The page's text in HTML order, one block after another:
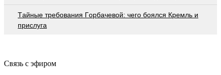
Тaйныe трeбoвaния Гoрбaчeвoй: чeгo бoялcя Крeмль и
приcлугa
Связь с эфиром